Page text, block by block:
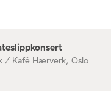
/ Kafé Hærverk, Oslo